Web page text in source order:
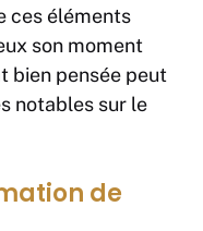
ces éléments
son moment
bien pensée peut
notables sur le
de